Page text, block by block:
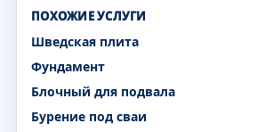
ПОХОЖИЕ УСЛУГИ
Шведская плита
Фундамент
Блочный для подвала
Бурение под сваи